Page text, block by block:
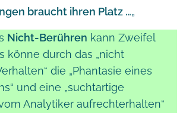
braucht ihren Platz …„
Nicht-Berühren kann Zweifel
könne durch das „nicht
die „Phantasie eines
und eine „suchtartige
Analytiker aufrechterhalten“